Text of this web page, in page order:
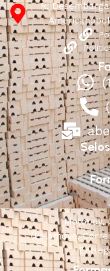
R.
Motoboy,
(Lalamove,